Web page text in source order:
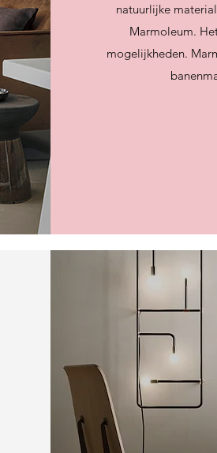
natuurlijke
Marmoleum.
mogelijkheden.